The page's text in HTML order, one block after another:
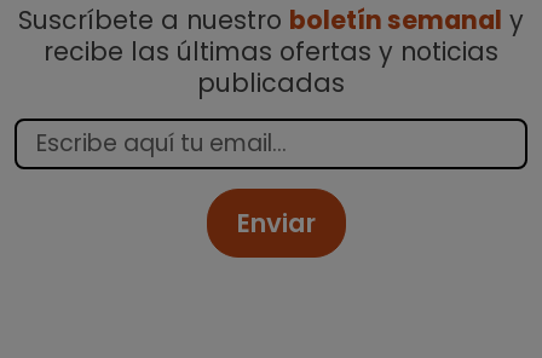
Suscríbete a nuestro boletín semanal y
recibe las últimas ofertas y noticias
publicadas
Enviar